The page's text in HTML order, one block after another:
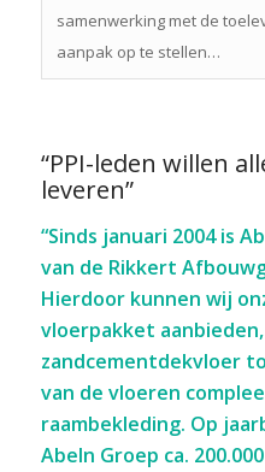
samenwerking met de
aanpak op te stellen…
“PPI-leden willen
leveren”
“Sinds januari 2004 is
van de Rikkert
Hierdoor kunnen wij
vloerpakket
zandcementdekvloer
van de vloeren
raambekleding. Op
Abeln Groep ca.